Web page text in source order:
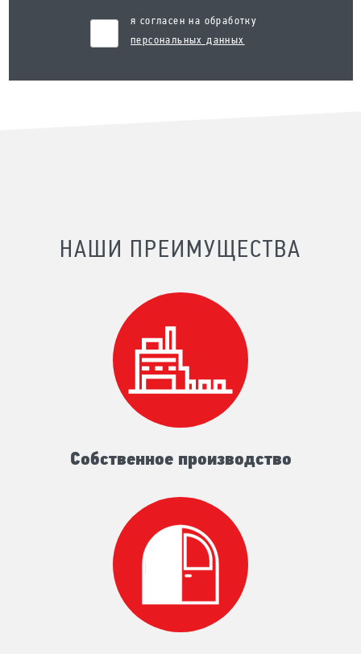
я согласен на обработку
персональных данных
НАШИ ПРЕИМУЩЕСТВА
Собственное производство